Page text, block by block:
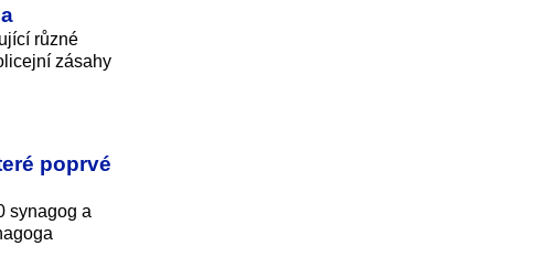
různé
zásahy
poprvé
synagog a